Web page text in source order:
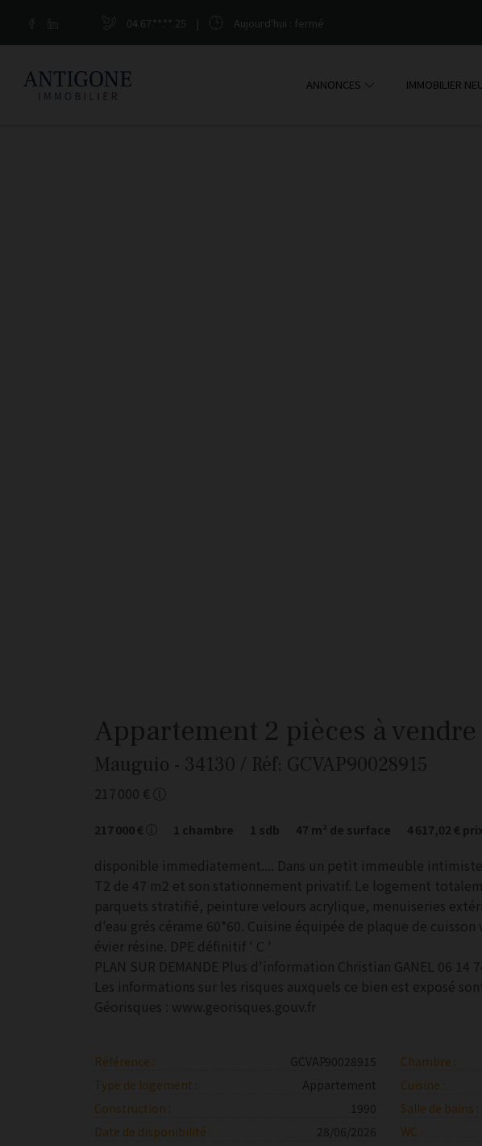
04.67.**.**.25 | Aujourd'hui : fermé
ANNONCES IMMOBILIER
Appartement 2 pièces à vendre
Mauguio - 34130 / Réf: GCVAP90028915
217 000 €
217 000 € 1 chambre 1 sdb 47 m² de surface 4 617,02 €
disponible immediatement.... Dans un petit immeuble
T2 de 47 m2 et son stationnement privatif. Le logement
parquets stratifié, peinture velours acrylique, menuiseries
d'eau grés cérame 60*60. Cuisine équipée de plaque de
évier résine. DPE définitif ' C '
PLAN SUR DEMANDE Plus d'information Christian GANEL 06 14
Les informations sur les risques auxquels ce bien est exposé
Géorisques : www.georisques.gouv.fr
Référence :
GCVAP90028915
Type de logement :
Appartement
Construction :
1990
Date de disponibilité :
28/06/2026
Chambre :
Cuisine :
Salle de bains :
WC :